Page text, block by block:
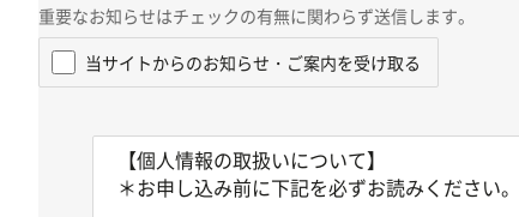
当サイトからのお知らせ・ご案内を受け取る
重要なお知らせはチェックの有無に関わらず送信します。
【個人情報の取扱いについて】
＊お申し込み前に下記を必ずお読みください。